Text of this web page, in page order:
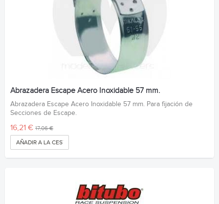
Abrazadera Escape Acero Inoxidable 57 mm.
Abrazadera Escape Acero Inoxidable 57 mm. Para fijación de
Secciones de Escape.
16,21 € 17,06 €
AÑADIR A LA CESTA